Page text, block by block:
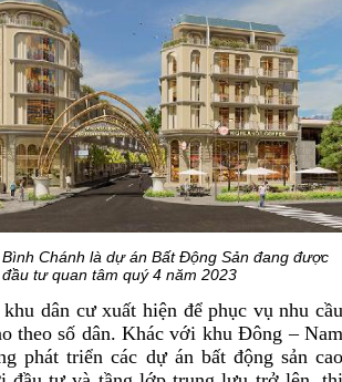
Bình Chánh là dự án Bất Động Sản đang được
tư quan tâm quý 4 năm 2023
dân cư xuất hiện để phục vụ nhu
theo số dân. Khác với khu Đông –
phát triển các dự án bất động sản